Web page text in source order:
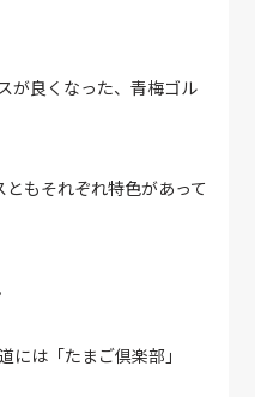
が良くなった、青梅ゴル
もそれぞれ特色があって
には「たまご倶楽部」